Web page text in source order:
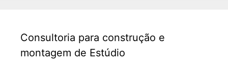
Consultoria para construção e
montagem de Estúdio